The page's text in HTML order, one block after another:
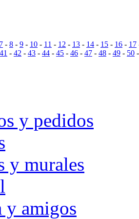
7 - 8 - 9 - 10 - 11 - 12 - 13 - 14 - 15 - 16 - 17
41 - 42 - 43 - 44 - 45 - 46 - 47 - 48 - 49 - 50
y pedidos
y murales
y amigos